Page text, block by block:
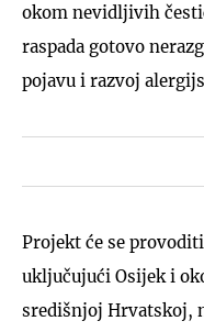
okom nevidljivih
raspada gotovo
pojavu i razvoj
Projekt će se
uključujući Osijek i
središnjoj Hrvatskoj,